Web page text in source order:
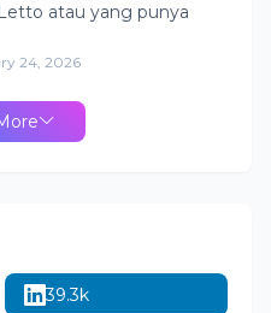
atau yang punya
24, 2026
39.3k